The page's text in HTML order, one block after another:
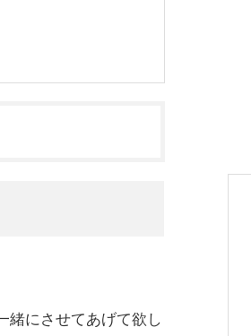
緒にさせてあげて欲し